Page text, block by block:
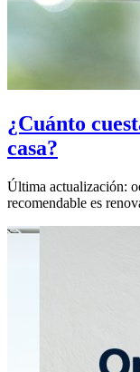
¿Cuánto
casa?
Última actualización:
recomendable es